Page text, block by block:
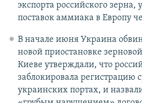
экспорта российского зерна,
поставок аммиака в Европу
В начале июня Украина
новой приостановке
Киеве утверждали, что
заблокировала регистрацию
украинских портах, и